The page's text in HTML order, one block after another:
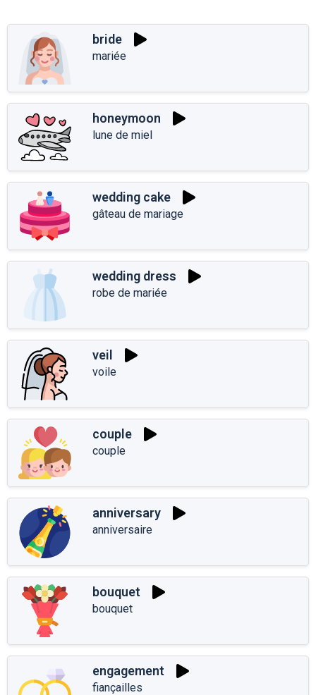
bride
mariée
honeymoon
lune de miel
wedding cake
gâteau de mariage
wedding dress
robe de mariée
veil
voile
couple
couple
anniversary
anniversaire
bouquet
bouquet
engagement
fiançailles